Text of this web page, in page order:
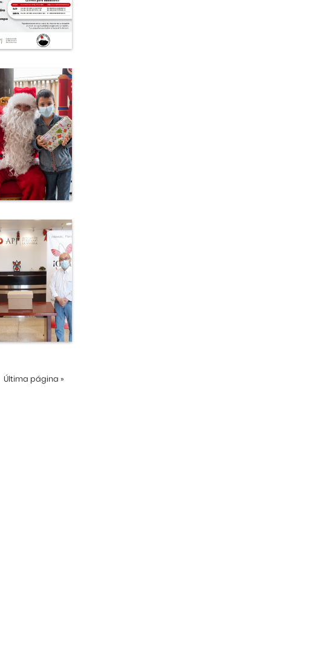
Última página »